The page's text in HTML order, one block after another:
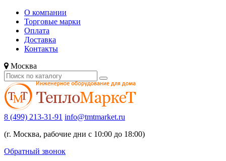
О компании
Торговые марки
Оплата
Доставка
Контакты
Москва
8 (499) 213-31-91 info@tmtmarket.ru
(г. Москва, рабочие дни с 10:00 до 18:00)
Обратный звонок